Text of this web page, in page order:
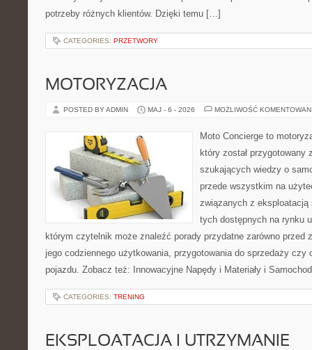
potrzeby różnych klientów. Dzięki temu […]
CATEGORIES: PRZETWORY
MOTORYZACJA
POSTED BY ADMIN MAJ - 6 - 2026 MOŻLIWOŚĆ
Moto Concierge to
który został przygotowany
szukających wiedzy o
przede wszystkim na
związanych z eksploatacją
tych dostępnych na rynku
którym czytelnik może znaleźć porady przydatne zarówno przed
jego codziennego użytkowania, przygotowania do sprzedaży czy
pojazdu. Zobacz też: Innowacyjne Napędy i Materiały i
CATEGORIES: TRENING
EKSPLOATACJA I UTRZYMANIE